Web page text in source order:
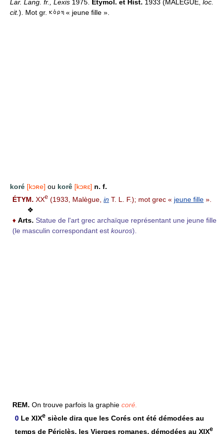
Lar. Lang. fr., Lexis 1975. Étymol. et Hist. 1933 (MALÈGUE, loc.
cit.). Mot gr. « jeune fille ».
koré [kɔʀe] ou korê [kɔʀɛ] n. f.
ÉTYM. XXe (1933, Malègue, in T. L. F.); mot grec « jeune fille ».
❖
♦ Arts. Statue de l'art grec archaïque représentant une jeune fille
(le masculin correspondant est kouros).
REM. On trouve parfois la graphie coré.
0 Le XIXe siècle dira que les Corés ont été démodées au
temps de Périclès, les Vierges romanes, démodées au XIXe